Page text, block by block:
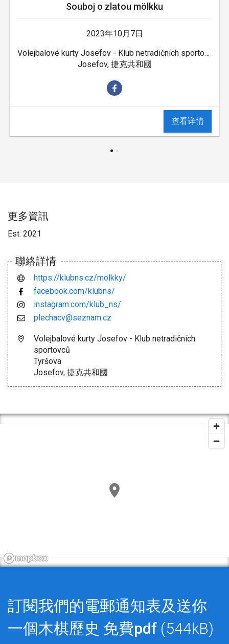
Souboj o zlatou mölkku
2023年10月7日
Volejbalové kurty Josefov - Klub netradičních sportovců
Josefov, 捷克共和國
查看详情
更多資訊
Est. 2021
聯絡詳情
https://klubns.cz/molkky/
facebook.com/klubns/
instagram.com/klub_ns/
plechacv@seznam.cz
Volejbalové kurty Josefov - Klub netradičních
sportovců
Tyršova
Josefov, 捷克共和國
訂閱我們的電郵通知表及送你
一個木棋歷史 免費pdf (544kB)